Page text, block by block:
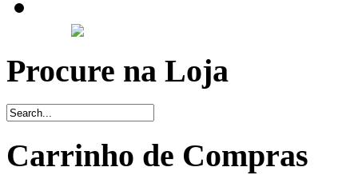
Procure na Loja
Carrinho de Compras